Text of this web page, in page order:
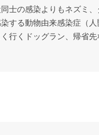
士の感染よりもネズミ、
する動物由来感染症（人
行くドッグラン、帰省